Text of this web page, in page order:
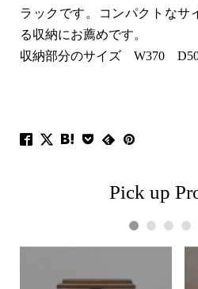
ラックです。コンパクトなサ
る収納にお薦めです。
収納部分のサイズ W370
Pick up
1 2 3 4